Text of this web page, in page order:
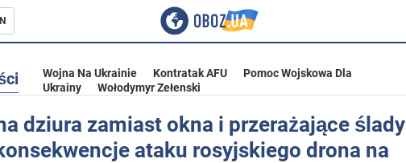
Wojna Na Ukrainie Kontratak AFU
Pomoc Wojskowa Dla
Ukrainy
Wołodymyr Zełenski
dziura zamiast okna i przerażające ślady
ataku rosyjskiego drona na